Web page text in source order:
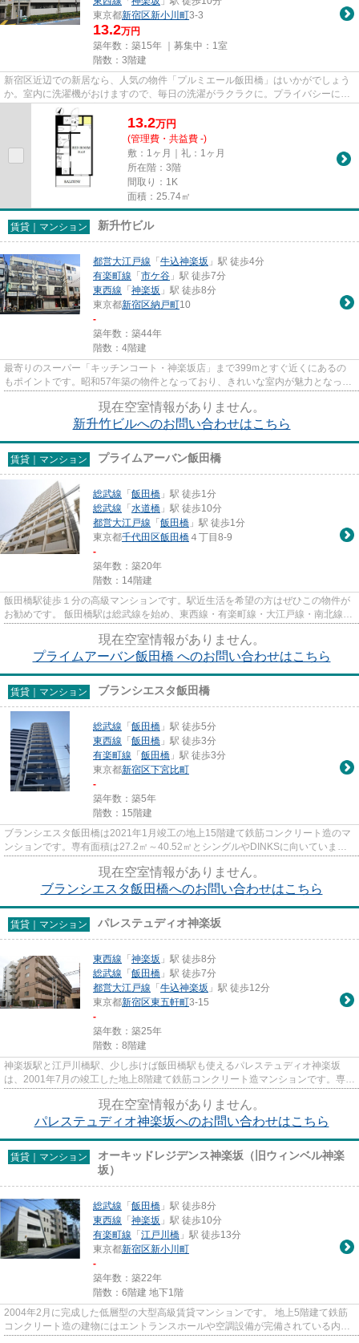
東京都新宿区新小川町3-3
13.2万円
築年数：築15年 ｜募集中： 1室
階数：3階建
新宿区近辺での新居なら、人気の物件「プルミエール飯⽥橋」はいかがでしょう
か。室内に洗濯機がおけますので、毎日の洗濯がラクラクに。プライバシーにも
配慮された防音性の高いマン...
13.2万円
(管理費・共益費 -)
敷：1ヶ月｜礼：1ヶ月
所在階：3階
間取り：1K
面積：25.74㎡
賃貸｜マンション 新升竹ビル
都営大江戸線 「 牛込神楽坂 」駅 徒歩4分
有楽町線 「 市ケ谷 」駅 徒歩7分
東西線 「 神楽坂 」駅 徒歩8分
東京都新宿区納戸町10
-
築年数：築44年
階数：4階建
最寄りのスーパー「キッチンコート・神楽坂店」まで399mとすぐ近くにあるの
もポイントです。昭和57年築の物件となっており、きれいな室内が魅力となって
現在空室情報がありません。
新升竹ビルへのお問い合わせはこちら
賃貸｜マンション プライムアーバン飯田橋
総武線 「 飯田橋 」駅 徒歩1分
総武線 「 水道橋 」駅 徒歩10分
都営大江戸線 「 飯田橋 」駅 徒歩1分
東京都千代田区飯田橋 ４丁目8-9
-
築年数：築20年
階数：14階建
飯田橋駅徒歩１分の高級マンションです。駅近生活を希望の方はぜひこの物件が
お勧めです。 飯田橋駅は総武線を始め、東西線・有楽町線・大江戸線・南北線と
現在空室情報がありません。
プライムアーバン飯田橋 へのお問い合わせはこちら
賃貸｜マンション ブランシエスタ飯田橋
総武線 「 飯田橋 」駅 徒歩5分
東西線 「 飯田橋 」駅 徒歩3分
有楽町線 「 飯田橋 」駅 徒歩3分
東京都新宿区下宮比町
-
築年数：築5年
階数：15階建
ブランシエスタ飯田橋は2021年1月竣工の地上15階建て鉄筋コンクリート造のマ
ンションです。専有面積は27.2㎡～40.52㎡とシングルやDINKSに向いていま
現在空室情報がありません。
ブランシエスタ飯田橋へのお問い合わせはこちら
賃貸｜マンション パレステュディオ神楽坂
東西線 「 神楽坂 」駅 徒歩8分
総武線 「 飯田橋 」駅 徒歩7分
都営大江戸線 「 牛込神楽坂 」駅 徒歩12分
東京都新宿区東五軒町3-15
-
築年数：築25年
階数：8階建
神楽坂駅と江戸川橋駅、少し歩けば飯田橋駅も使えるパレステュディオ神楽坂
は、2001年7月の竣工した地上8階建て鉄筋コンクリート造マンションです。専有
現在空室情報がありません。
パレステュディオ神楽坂へのお問い合わせはこちら
賃貸｜マンション
オーキッドレジデンス神楽坂（旧ウィンベル神楽
坂）
総武線 「 飯田橋 」駅 徒歩8分
東西線 「 神楽坂 」駅 徒歩10分
有楽町線 「 江戸川橋 」駅 徒歩13分
東京都新宿区新小川町
-
築年数：築22年
階数：6階建 地下1階
2004年2月に完成した低層型の大型高級賃貸マンションです。 地上5階建て鉄筋
コンクリート造の建物にはエントランスホールや空調設備が完備されている内廊